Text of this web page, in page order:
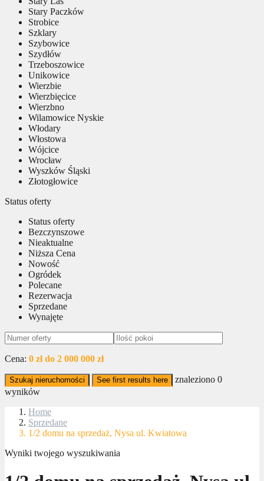
Stary Paczków
Strobice
Szklary
Szybowice
Szydłów
Trzeboszowice
Unikowice
Wierzbie
Wierzbięcice
Wierzbno
Wilamowice Nyskie
Włodary
Włostowa
Wójcice
Wrocław
Wyszków Śląski
Złotogłowice
Status oferty
Status oferty
Bezczynszowe
Nieaktualne
Niższa Cena
Nowość
Ogródek
Polecane
Rezerwacja
Sprzedane
Wynajęte
Cena: 0 zł do 2 000 000 zł
Szukaj nieruchomości See first results here znaleziono 0
wyników
Home
Sprzedane
1/2 domu na sprzedaż, Nysa ul. Kwiatowa
Wyniki twojego wyszukiwania